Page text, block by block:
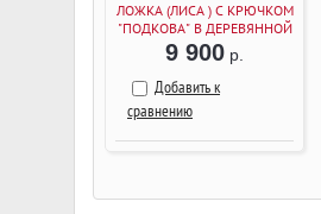
ЛОЖКА (ЛИСА ) С КРЮЧКОМ
"ПОДКОВА" В ДЕРЕВЯННОЙ
РАМКЕ (БЕЛЫЙ)
9 900 р.
Добавить к
сравнению